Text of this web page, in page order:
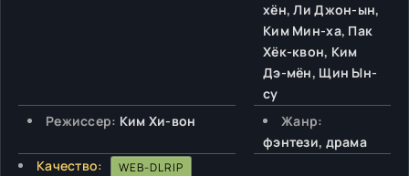
хён, Ли Джон-ын,
Ким Мин-ха, Пак
Хёк-квон, Ким
Дэ-мён, Щин Ын-
су
Режиссер: Ким Хи-вон
Жанр:
фэнтези, драма
Качество:
WEB-DLRIP